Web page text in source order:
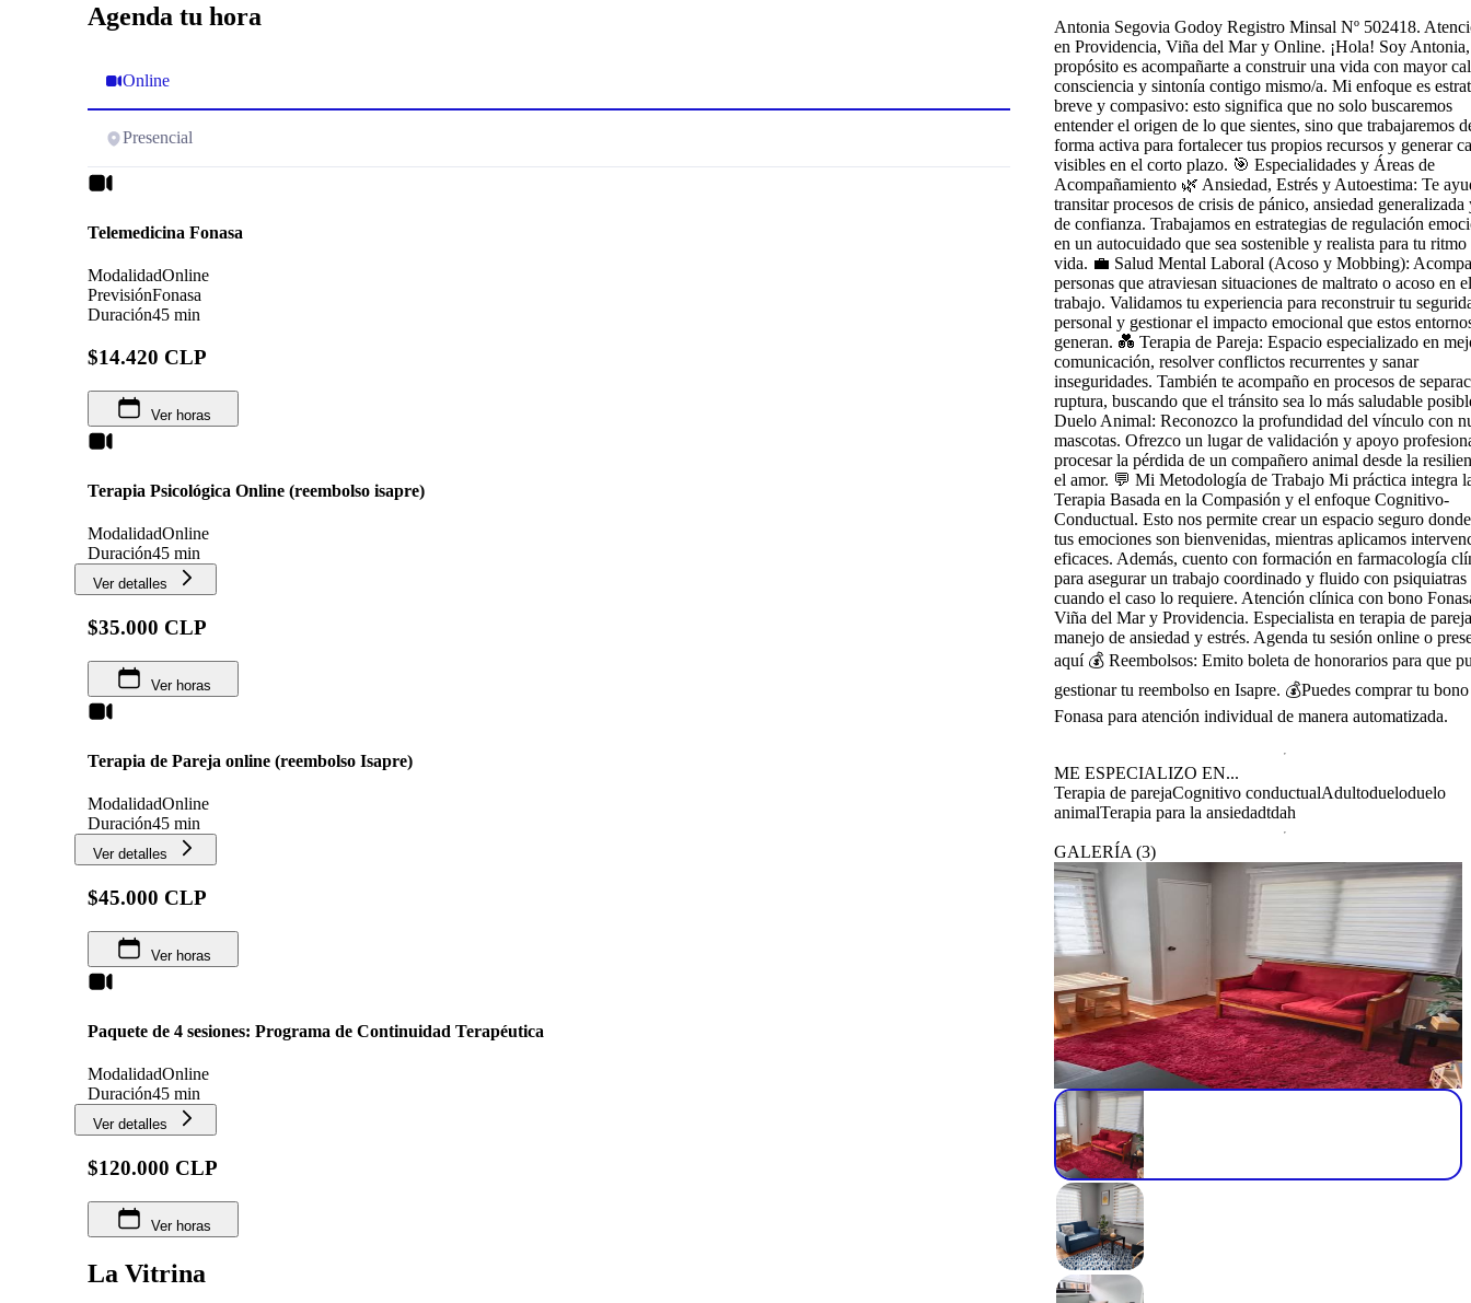
Agenda tu hora
Online
Presencial
Telemedicina Fonasa
ModalidadOnline
PrevisiónFonasa
Duración45 min
$14.420 CLP
Ver horas
Terapia Psicológica Online (reembolso isapre)
ModalidadOnline
Duración45 min
Ver detalles
$35.000 CLP
Ver horas
Terapia de Pareja online (reembolso Isapre)
ModalidadOnline
Duración45 min
Ver detalles
$45.000 CLP
Ver horas
Paquete de 4 sesiones: Programa de Continuidad Terapéutica
ModalidadOnline
Duración45 min
Ver detalles
$120.000 CLP
Ver horas
La Vitrina
Antonia Segovia Godoy Registro Minsal Nº 502418.
en Providencia, Viña del Mar y Online. ¡Hola! Soy
propósito es acompañarte a construir una vida con mayor
consciencia y sintonía contigo mismo/a. Mi enfoque es
breve y compasivo: esto significa que no solo buscaremos
entender el origen de lo que sientes, sino que trabajaremos
forma activa para fortalecer tus propios recursos y generar
visibles en el corto plazo. 🎯 Especialidades y Áreas de
Acompañamiento 🌿 Ansiedad, Estrés y Autoestima: Te
transitar procesos de crisis de pánico, ansiedad generalizada
de confianza. Trabajamos en estrategias de regulación
en un autocuidado que sea sostenible y realista para tu ritmo
vida. 💼 Salud Mental Laboral (Acoso y Mobbing):
personas que atraviesan situaciones de maltrato o acoso en el
trabajo. Validamos tu experiencia para reconstruir tu
personal y gestionar el impacto emocional que estos
generan. 💑 Terapia de Pareja: Espacio especializado en
comunicación, resolver conflictos recurrentes y sanar
inseguridades. También te acompaño en procesos de
ruptura, buscando que el tránsito sea lo más saludable
Duelo Animal: Reconozco la profundidad del vínculo con
mascotas. Ofrezco un lugar de validación y apoyo
procesar la pérdida de un compañero animal desde la
el amor. 💬 Mi Metodología de Trabajo Mi práctica integra
Terapia Basada en la Compasión y el enfoque Cognitivo-
Conductual. Esto nos permite crear un espacio seguro
tus emociones son bienvenidas, mientras aplicamos
eficaces. Además, cuento con formación en farmacología
para asegurar un trabajo coordinado y fluido con psiquiatras
cuando el caso lo requiere. Atención clínica con bono
Viña del Mar y Providencia. Especialista en terapia de
manejo de ansiedad y estrés. Agenda tu sesión online o
aquí 💰 Reembolsos: Emito boleta de honorarios para que
gestionar tu reembolso en Isapre. 💰Puedes comprar tu bono
Fonasa para atención individual de manera automatizada.
ME ESPECIALIZO EN...
Terapia de parejaCognitivo conductualAdultodueloduelo
animalTerapia para la ansiedadtdah
GALERÍA (3)